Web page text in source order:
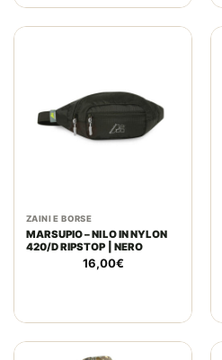
ZAINI E BORSE
MARSUPIO – NILO IN NYLON
420/D RIPSTOP | NERO
16,00€